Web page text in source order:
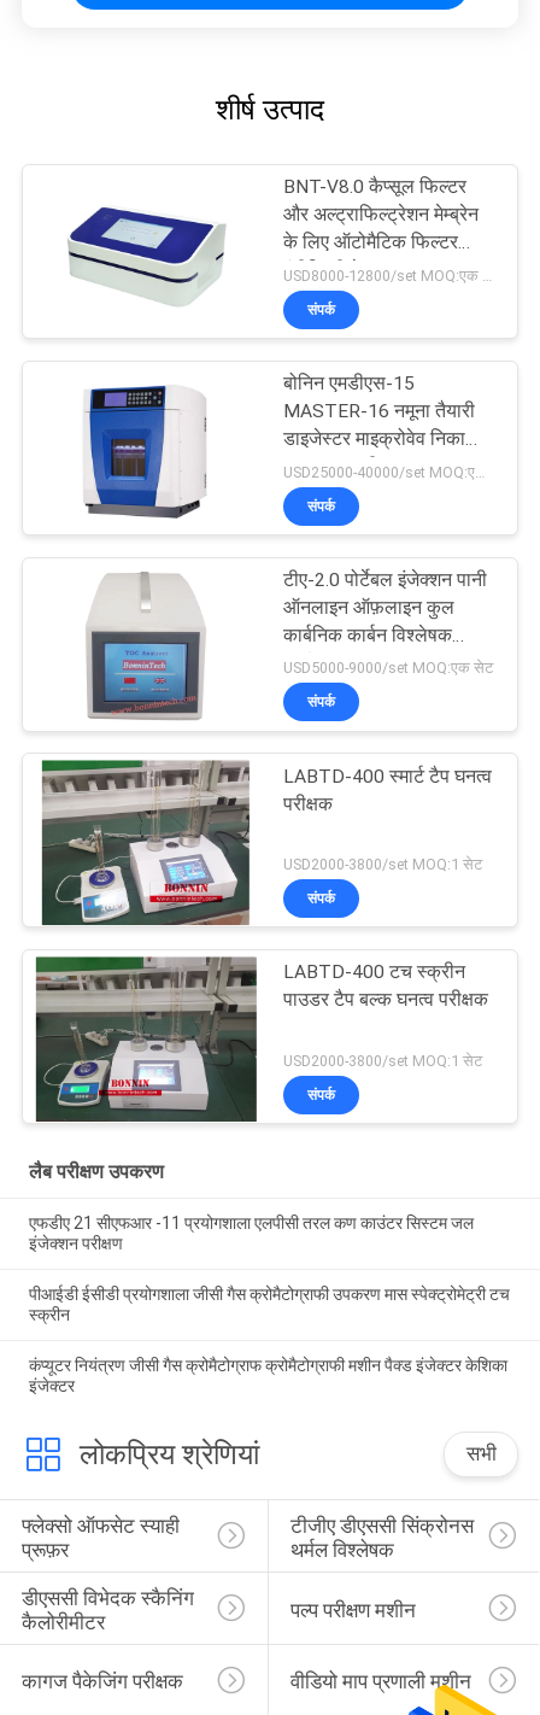
शीर्ष उत्पाद
BNT-V8.0 कैप्सूल फिल्टर
और अल्ट्राफिल्ट्रेशन मेम्ब्रेन
के लिए ऑटोमैटिक फिल्टर
इंटीग्रिटी टेस्टर
संपर्क
बोनिन एमडीएस-15
MASTER-16 नमूना तैयारी
डाइजेस्टर माइक्रोवेव निकासी
पाचन प्रणाली
संपर्क
टीए-2.0 पोर्टेबल इंजेक्शन पानी
ऑनलाइन ऑफ़लाइन कुल
कार्बनिक कार्बन विश्लेषक
टीओसी परीक्षक
USD5000-9000/set MOQ:एक सेट
संपर्क
LABTD-400 स्मार्ट टैप घनत्व
परीक्षक
USD2000-3800/set MOQ:1 सेट
संपर्क
LABTD-400 टच स्क्रीन
पाउडर टैप बल्क घनत्व परीक्षक
USD2000-3800/set MOQ:1 सेट
संपर्क
लैब परीक्षण उपकरण
एफडीए 21 सीएफआर -11 प्रयोगशाला एलपीसी तरल कण काउंटर सिस्टम जल
इंजेक्शन परीक्षण
पीआईडी ​​ईसीडी प्रयोगशाला जीसी गैस क्रोमैटोग्राफी उपकरण मास स्पेक्ट्रोमेट्री टच
स्क्रीन
कंप्यूटर नियंत्रण जीसी गैस क्रोमैटोग्राफ क्रोमैटोग्राफी मशीन पैक्ड इंजेक्टर केशिका
इंजेक्टर
लोकप्रिय श्रेणियां सभी
फ्लेक्सो ऑफसेट स्याही
प्रूफ़र
टीजीए डीएससी सिंक्रोनस
थर्मल विश्लेषक
डीएससी विभेदक स्कैनिंग
कैलोरीमीटर
पल्प परीक्षण मशीन
कागज पैकेजिंग परीक्षक वीडियो माप प्रणाली मशीन